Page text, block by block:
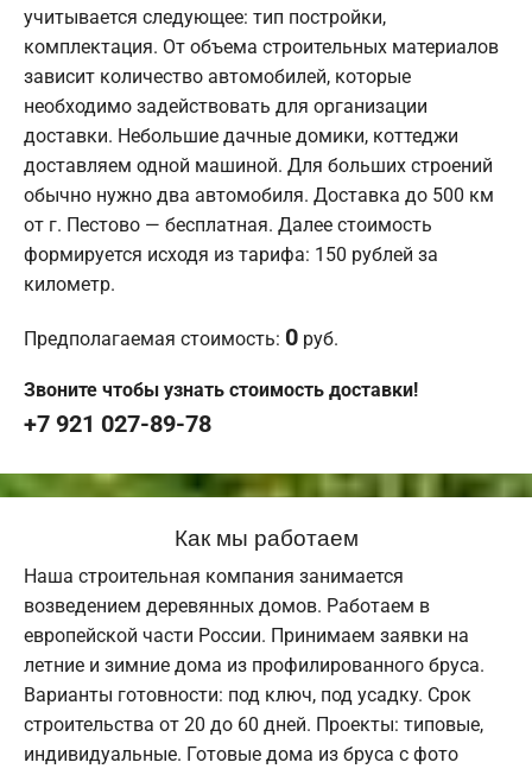
учитывается следующее: тип постройки,
комплектация. От объема строительных материалов
зависит количество автомобилей, которые
необходимо задействовать для организации
доставки. Небольшие дачные домики, коттеджи
доставляем одной машиной. Для больших строений
обычно нужно два автомобиля. Доставка до 500 км
от г. Пестово — бесплатная. Далее стоимость
формируется исходя из тарифа: 150 рублей за
километр.
Предполагаемая стоимость: 0 руб.
Звоните чтобы узнать стоимость доставки!
+7 921 027-89-78
Как мы работаем
Наша строительная компания занимается
возведением деревянных домов. Работаем в
европейской части России. Принимаем заявки на
летние и зимние дома из профилированного бруса.
Варианты готовности: под ключ, под усадку. Срок
строительства от 20 до 60 дней. Проекты: типовые,
индивидуальные. Готовые дома из бруса с фото